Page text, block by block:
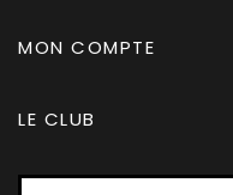
MON COMPTE
LE CLUB